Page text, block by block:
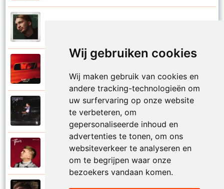
Wij gebruiken cookies
Wij maken gebruik van cookies en
andere tracking-technologieën om
uw surfervaring op onze website
te verbeteren, om
gepersonaliseerde inhoud en
advertenties te tonen, om ons
websiteverkeer te analyseren en
om te begrijpen waar onze
bezoekers vandaan komen.
Tenminste gelijk
Terugweg